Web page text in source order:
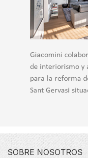
Giacomini
de interiorismo y
para la reforma
Sant Gervasi
SOBRE NOSOTROS